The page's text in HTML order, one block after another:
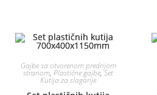
Gajbe sa otvorenom prednjom
stranom, Plastične gajbe,Set
Kutija za slaganje